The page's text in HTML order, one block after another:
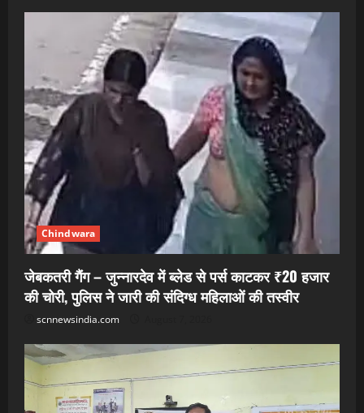
Chindwara
जेबकतरी गैंग – जुन्नारदेव में ब्लेड से पर्स काटकर ₹20 हजार
की चोरी, पुलिस ने जारी की संदिग्ध महिलाओं की तस्वीर
scnnewsindia.com